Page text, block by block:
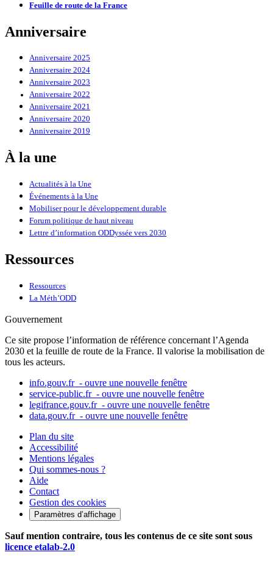
Feuille de route de la France
Anniversaire
Anniversaire 2025
Anniversaire 2024
Anniversaire 2023
Anniversaire 2022
Anniversaire 2021
Anniversaire 2020
Anniversaire 2019
À la une
Actualités à la Une
Événements à la Une
Mobiliser pour le développement durable
Forum politique de haut niveau
Lettre d’information ODDyssée vers 2030
Ressources
Ressources
La Méth’ODD
Gouvernement
Ce site propose l’information de référence concernant l’Agenda
2030 et la feuille de route de la France. Il valorise la mobilisation de
tous les acteurs.
info.gouv.fr - ouvre une nouvelle fenêtre
service-public.fr - ouvre une nouvelle fenêtre
legifrance.gouv.fr - ouvre une nouvelle fenêtre
data.gouv.fr - ouvre une nouvelle fenêtre
Plan du site
Accessibilité
Mentions légales
Qui sommes-nous ?
Aide
Contact
Gestion des cookies
Paramètres d’affichage
Sauf mention contraire, tous les contenus de ce site sont sous
licence etalab-2.0